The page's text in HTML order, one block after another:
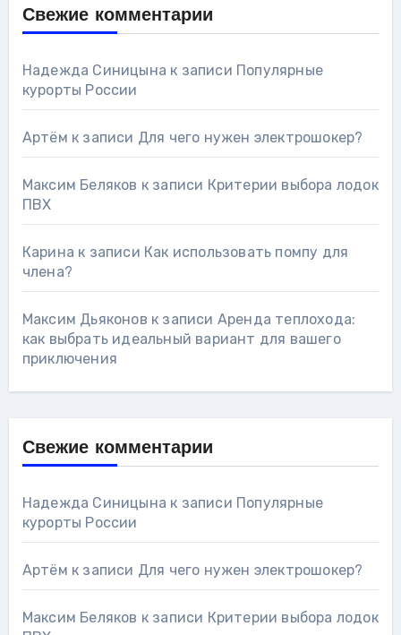
Свежие комментарии
Надежда Синицына к записи Популярные
курорты России
Артём к записи Для чего нужен электрошокер?
Максим Беляков к записи Критерии выбора лодок
ПВХ
Карина к записи Как использовать помпу для
члена?
Максим Дьяконов к записи Аренда теплохода:
как выбрать идеальный вариант для вашего
приключения
Свежие комментарии
Надежда Синицына к записи Популярные
курорты России
Артём к записи Для чего нужен электрошокер?
Максим Беляков к записи Критерии выбора лодок